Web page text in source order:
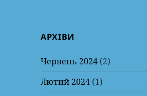
АРХІВИ
Червень 2024 (2)
Лютий 2024 (1)